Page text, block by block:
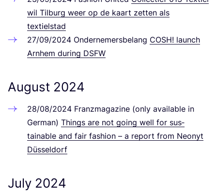
wil Til­burg weer op de kaart zet­ten als
textielstad
27/09/2024 Onder­ne­mers­be­lang COSH! launch
Arn­hem during DSFW
August 2024
28/08/2024 Franz­ma­ga­zi­ne (only available in
Ger­man) Things are not going well for sus­
tainable and fair fashion – a report from Neonyt
Düsseldorf
July 2024